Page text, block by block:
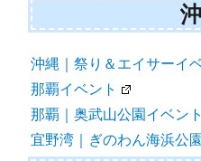
沖縄｜祭り＆エイサーイ
那覇イベント
那覇｜奥武山公園イベント
宜野湾｜ぎのわん海浜公